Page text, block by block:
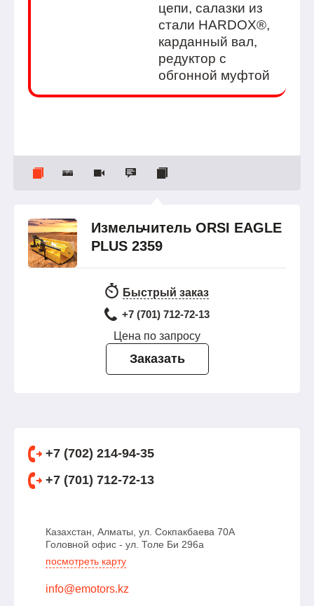
цепи, салазки из
стали HARDOX®,
карданный вал,
редуктор с
обгонной муфтой
Измельчитель ORSI EAGLE
PLUS 2359
Быстрый заказ
+7 (701) 712-72-13
Цена по запросу
Заказать
+7 (702) 214-94-35
+7 (701) 712-72-13
Казахстан, Алматы, ул. Сокпакбаева 70А
Головной офис - ул. Толе Би 296а
посмотреть карту
info@emotors.kz